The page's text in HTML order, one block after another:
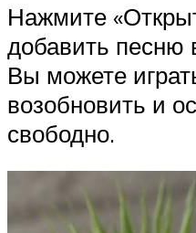
Нажмите
добавить песню
Вы можете
возобновить и
свободно.